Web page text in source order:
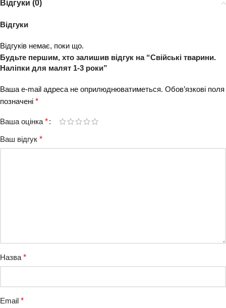
Відгуки (0)
Відгуки
Відгуків немає, поки що.
Будьте першим, хто залишив відгук на “Свійські тварини.
Наліпки для малят 1-3 роки”
Ваша e-mail адреса не оприлюднюватиметься. Обов’язкові поля
позначені *
Ваша оцінка *
Ваш відгук *
Назва *
Email *